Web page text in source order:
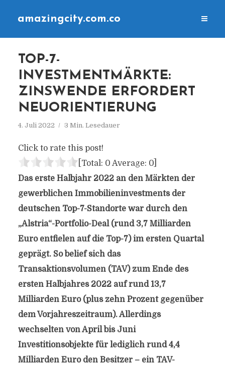
amazingcity.com.co
TOP-7-
INVESTMENTMÄRKTE:
ZINSWENDE ERFORDERT
NEUORIENTIERUNG
4. Juli 2022 3 Min. Lesedauer
Click to rate this post!
[Total: 0 Average: 0]
Das erste Halbjahr 2022 an den Märkten der
gewerblichen Immobilieninvestments der
deutschen Top-7-Standorte war durch den
„Alstria“-Portfolio-Deal (rund 3,7 Milliarden
Euro entfielen auf die Top-7) im ersten Quartal
geprägt. So belief sich das
Transaktionsvolumen (TAV) zum Ende des
ersten Halbjahres 2022 auf rund 13,7
Milliarden Euro (plus zehn Prozent gegenüber
dem Vorjahreszeitraum). Allerdings
wechselten von April bis Juni
Investitionsobjekte für lediglich rund 4,4
Milliarden Euro den Besitzer – ein TAV-